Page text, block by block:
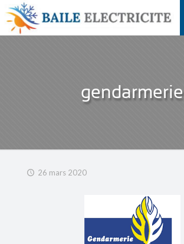
gendarmerie
26 mars 2020